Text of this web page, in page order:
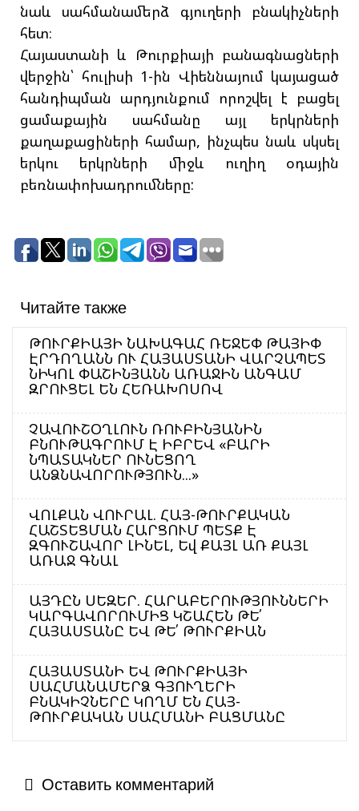
նաև սահմանամերձ գյուղերի բնակիչների
հետ։
Հայաստանի և Թուրքիայի բանագնացների
վերջին՝ հուլիսի 1-ին Վիեննայում կայացած
հանդիպման արդյունքում որոշվել է բացել
ցամաքային սահմանը այլ երկրների
քաղաքացիների համար, ինչպես նաև սկսել
երկու երկրների միջև ուղիղ օդային
բեռնափոխադրումները:
Читайте также
ԹՈՒՐՔԻԱՅԻ ՆԱԽԱԳԱՀ ՌԵՋԵՓ ԹԱՅԻՓ
ԷՐԴՈՂԱՆՆ ՈՒ ՀԱՅԱՍՏԱՆԻ ՎԱՐՉԱՊԵՏ
ՆԻԿՈԼ ՓԱՇԻՆՅԱՆՆ ԱՌԱՋԻՆ ԱՆԳԱՄ
ԶՐՈՒՑԵԼ ԵՆ ՀԵՌԱԽՈՍՈՎ
ՉԱՎՈՒՇՕՂԼՈՒՆ ՌՈՒԲԻՆՅԱՆԻՆ
ԲՆՈՒԹԱԳՐՈՒՄ Է ԻԲՐԵՎ «ԲԱՐԻ
ՆՊԱՏԱԿՆԵՐ ՈՒՆԵՑՈՂ
ԱՆՁՆԱՎՈՐՈՒԹՅՈՒՆ...»
ՎՈԼՔԱՆ ՎՈՒՐԱԼ. ՀԱՅ-ԹՈՒՐՔԱԿԱՆ
ՀԱՇՏԵՑՄԱՆ ՀԱՐՑՈՒՄ ՊԵՏՔ Է
ԶԳՈՒՇԱՎՈՐ ԼԻՆԵԼ, Եվ ՔԱՅԼ ԱՌ ՔԱՅԼ
ԱՌԱՋ ԳՆԱԼ
ԱՅԴԸՆ ՍԵԶԵՐ. ՀԱՐԱԲԵՐՈՒԹՅՈՒՆՆԵՐԻ
ԿԱՐԳԱՎՈՐՈՒՄԻՑ ԿՇԱՀԵՆ ԹԵ՛
ՀԱՅԱՍՏԱՆԸ ԵՎ ԹԵ՛ ԹՈՒՐՔԻԱՆ
ՀԱՅԱՍՏԱՆԻ ԵՎ ԹՈՒՐՔԻԱՅԻ
ՍԱՀՄԱՆԱՄԵՐՁ ԳՅՈՒՂԵՐԻ
ԲՆԱԿԻՉՆԵՐԸ ԿՈՂՄ ԵՆ ՀԱՅ-
ԹՈՒՐՔԱԿԱՆ ՍԱՀՄԱՆԻ ԲԱՑՄԱՆԸ
Оставить комментарий